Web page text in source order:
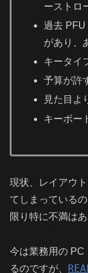
ーストロ
過去 PFU
があり、
キータイ
予算が許
見た目よ
キーボー
現状、レイアウ
てしまっている
限り特に不満はあ
今は業務用の PC
るのですが、